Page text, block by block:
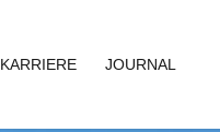
KARRIERE JOURNAL